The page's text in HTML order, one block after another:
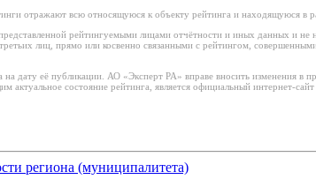
отражают всю относящуюся к объекту рейтинга и находящуюся
рейтингуемыми лицами отчётности и иных данных и не
лиц, прямо или косвенно связанными с рейтингом,
на дату её публикации. АО «Эксперт РА» вправе вносить изменения в
актуальное состояние рейтинга, является официальный интернет-
региона (муниципалитета)